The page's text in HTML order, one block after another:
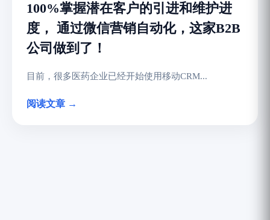
100%掌握潜在客户的引进和维护进
度， 通过微信营销自动化，这家B2B
公司做到了！
目前，很多医药企业已经开始使用移动CRM...
阅读文章 →